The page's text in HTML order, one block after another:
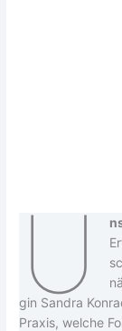
U
gin San­dra
Pra­xis, wel­che